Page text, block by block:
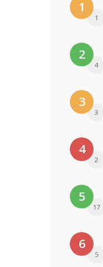
1
1
2
4
3
3
4
2
5
17
6
5